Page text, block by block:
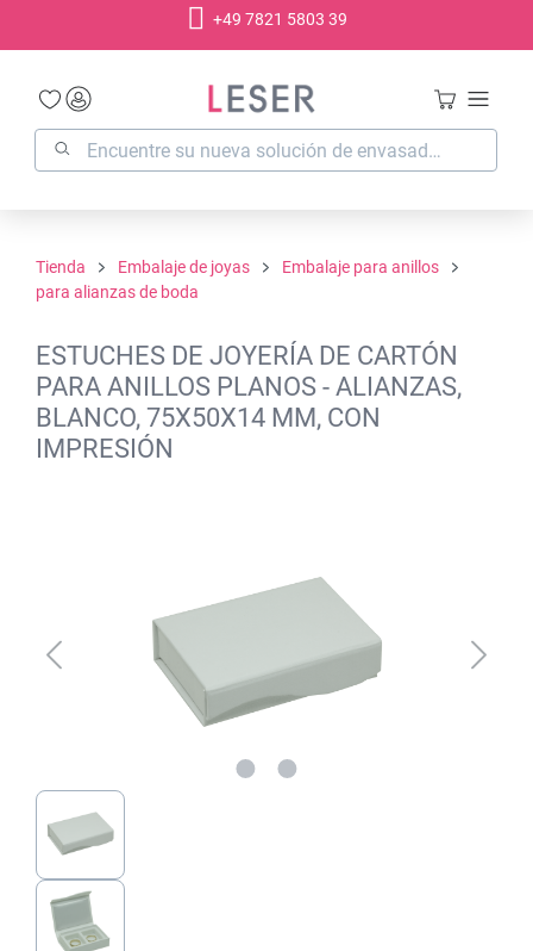
+49 7821 5803 39
Tienda Embalaje de joyas
Embalaje para anillos
para alianzas de boda
ESTUCHES DE JOYERÍA DE CARTÓN
PARA ANILLOS PLANOS - ALIANZAS,
BLANCO, 75X50X14 MM, CON
IMPRESIÓN